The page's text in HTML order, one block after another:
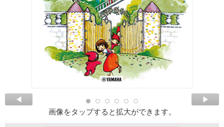
画像をタップすると拡大ができます。